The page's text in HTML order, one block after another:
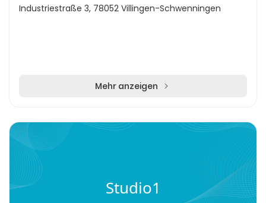
Industriestraße 3, 78052 Villingen-Schwenningen
Mehr anzeigen
Studio1